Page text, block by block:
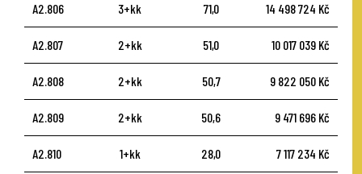
A2.806 3+kk 71,0 14 498 724 Kč
A2.807 2+kk 51,0 10 017 039 Kč
A2.808 2+kk 50,7 9 822 050 Kč
A2.809 2+kk 50,6 9 471 696 Kč
A2.810 1+kk 28,0 7 117 234 Kč